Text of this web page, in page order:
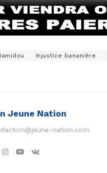
Injustice bananière
Jeune Nation
nation.com